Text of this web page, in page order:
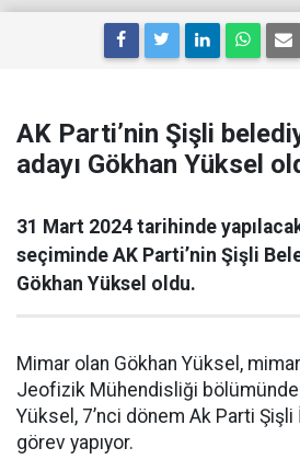
AK Parti’nin Şişli
adayı Gökhan Yüksel
31 Mart 2024 tarihinde
seçiminde AK Parti’nin Şişli
Gökhan Yüksel oldu.
Mimar olan Gökhan Yüksel,
Jeofizik Mühendisliği
Yüksel, 7’nci dönem Ak Parti Şişli
görev yapıyor.